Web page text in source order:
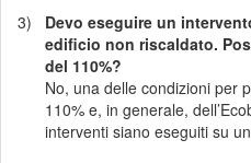
3)
Devo eseguire un
edificio non riscaldato.
del 110%?
No, una delle condizioni per
110% e, in generale,
interventi siano eseguiti su